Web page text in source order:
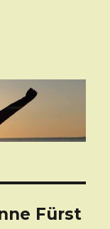
Fürst